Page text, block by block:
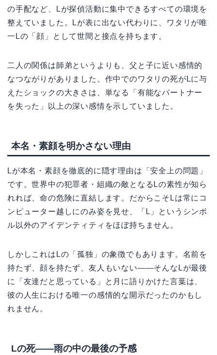
の手配など、Lが探偵活動に集中できるすべての環境を
整えていました。Lが表に出ない代わりに、ワタリが唯
一Lの「顔」として世間と接点を持ちます。
二人の関係は師弟というよりも、父と子に近い感情的
なつながりがありました。作中でのワタリの死がLに与
えたショックの大きさは、単なる「有能なパートナー
を失った」以上の深い感情を示していました。
本名・素顔を明かさない理由
Lが本名・素顔を徹底的に隠す理由は「安全上の問題」
です。世界中の犯罪者・組織の敵となるLの素性が知ら
れれば、命の危険に直結します。だからこそLは常にコ
ンピューター越しにのみ姿を見せ、「L」というシンボ
ル以外のアイデンティティをほぼ持ちません。
しかしこれはLの「孤独」の象徴でもあります。名前を
持たず、顔を持たず、友人もいない——そんなLが最後
に「友達だと思っている」と月に語りかけた言葉は、
彼の人生における唯一の感情的な開示だったのかもし
れません。
Lの死——雨の中の最後の予感